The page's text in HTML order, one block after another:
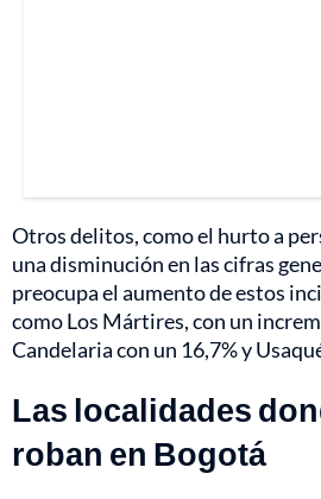
Otros delitos, como el hurto a
una disminución en las cifras
preocupa el aumento de estos
como Los Mártires, con un
Candelaria con un 16,7% y
Las localidades
roban en Bogotá